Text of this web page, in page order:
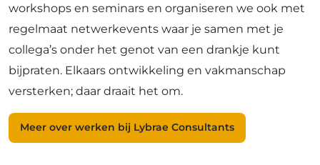
workshops en seminars en organiseren we ook met
regelmaat netwerkevents waar je samen met je
collega’s onder het genot van een drankje kunt
bijpraten. Elkaars ontwikkeling en vakmanschap
versterken; daar draait het om.
Meer over werken bij Lybrae Consultants